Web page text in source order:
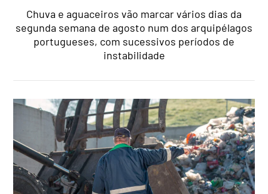
Chuva e aguaceiros vão marcar vários dias da
segunda semana de agosto num dos arquipélagos
portugueses, com sucessivos períodos de
instabilidade